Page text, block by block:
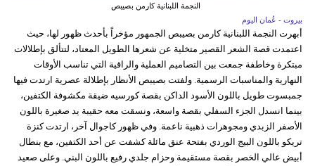
النجمة اللبنانية كارمن بصيبص
بيروت - عُمان اليوم
أبهرت النجمة اللبنانية كارمن بصيبص الجمهور مؤخراً بأحدث ظهور لها، حيث
اعتمدت قصة الشعر القصير متخلية عن شعرها الطويل المعتاد، لتتألق بإطلالات
مبتكرة وخاطفة جمعت بين التصاميم العملية والراقية التي تناسب الأوقات
النهارية والمناسبات الرسمية. ولفتت بصيبص الأنظار بإطلالة عصرية ارتدت فيها
جمبسوت طويل باللون الأسود الداكن بقصة كورسيه ضيقة مكشوفة الكتفين،
بينما انسدل الجزء السفلي بقصة واسعة، ونسقت معه حقيبة يد صغيرة باللون
الأصفر الزبدي ومجوهرات ذهبية ناعمة. وفي ظهور كاجوال آخر، ارتدت كنزة
تريكو باللون البيج الوردي بفتحة عنق مائلة كشفت عن أحد الكتفين، مع بنطال
أبيض عالي الخصر بقصة مستقيمة وحزام جلدي رفيع باللون البني. وعلى صعيد